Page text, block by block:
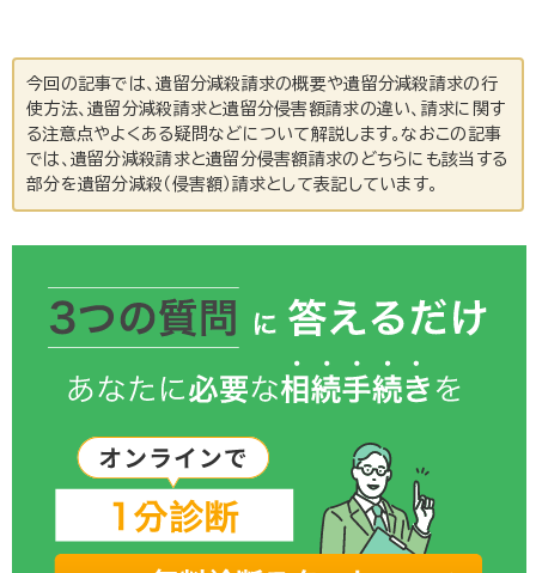
今回の記事では、遺留分減殺請求の概要や遺留分減殺請求の行
使方法、遺留分減殺請求と遺留分侵害額請求の違い、請求に関す
る注意点やよくある疑問などについて解説します。なおこの記事
では、遺留分減殺請求と遺留分侵害額請求のどちらにも該当する
部分を遺留分減殺（侵害額）請求として表記しています。